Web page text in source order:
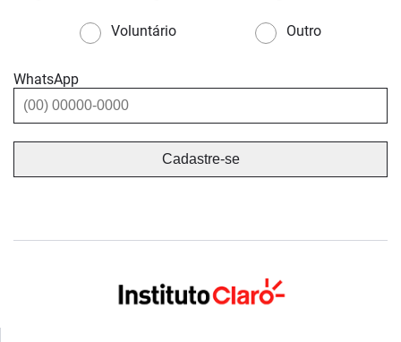
Voluntário Outro
WhatsApp